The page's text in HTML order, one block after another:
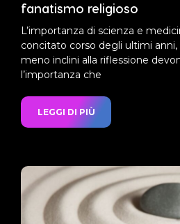
fanatismo religioso
L’importanza di scienza e
concitato corso degli ultimi
meno inclini alla riflessione
l’importanza che
LEGGI DI PIÙ